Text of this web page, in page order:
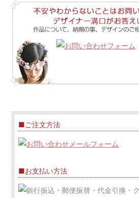
■ご注文方法
■お支払い方法